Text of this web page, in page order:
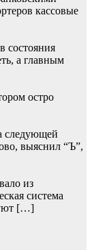
кассовые
состояния
а главным
остро
следующей
выяснил “Ъ”,
из
система
[…]